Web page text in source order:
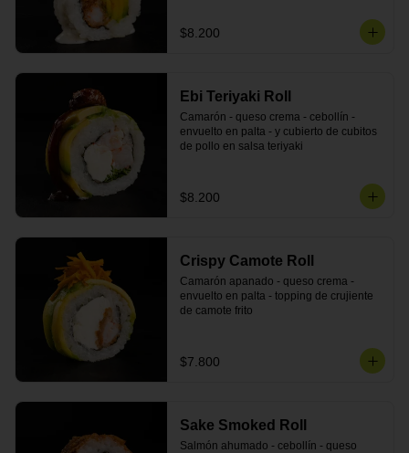
$8.200
Ebi Teriyaki Roll
Camarón - queso crema - cebollín -
envuelto en palta - y cubierto de cubitos
de pollo en salsa teriyaki
$8.200
Crispy Camote Roll
Camarón apanado - queso crema -
envuelto en palta - topping de crujiente
de camote frito
$7.800
Sake Smoked Roll
Salmón ahumado - cebollín - queso